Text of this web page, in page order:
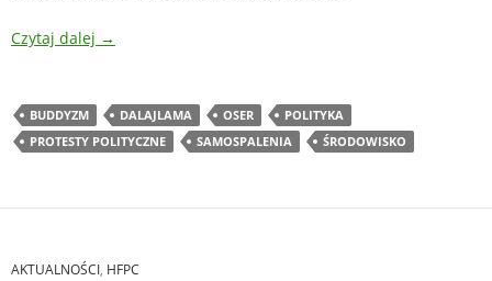
Czytaj dalej →
BUDDYZM DALAJLAMA OSER
POLITYKA
PROTESTY POLITYCZNE
SAMOSPALENIA ŚRODOWISKO
AKTUALNOŚCI, HFPC